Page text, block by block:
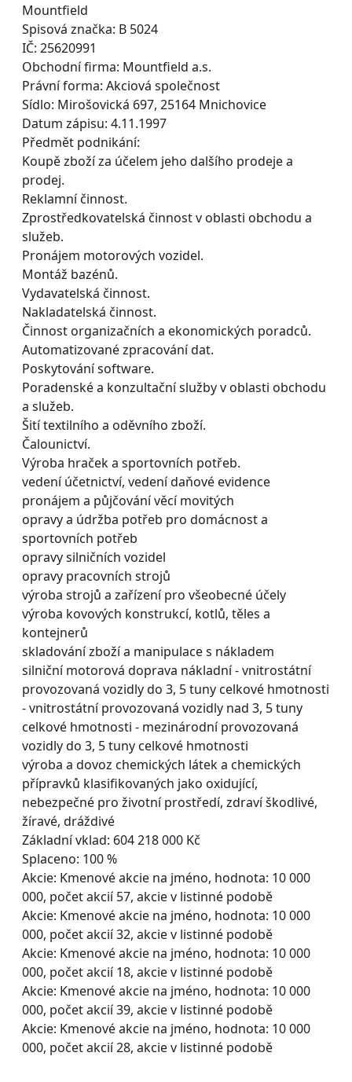
Mountfield
Spisová značka: B 5024
IČ: 25620991
Obchodní firma: Mountfield a.s.
Právní forma: Akciová společnost
Sídlo: Mirošovická 697, 25164 Mnichovice
Datum zápisu: 4.11.1997
Předmět podnikání:
Koupě zboží za účelem jeho dalšího prodeje a
prodej.
Reklamní činnost.
Zprostředkovatelská činnost v oblasti obchodu a
služeb.
Pronájem motorových vozidel.
Montáž bazénů.
Vydavatelská činnost.
Nakladatelská činnost.
Činnost organizačních a ekonomických poradců.
Automatizované zpracování dat.
Poskytování software.
Poradenské a konzultační služby v oblasti obchodu
a služeb.
Šití textilního a oděvního zboží.
Čalounictví.
Výroba hraček a sportovních potřeb.
vedení účetnictví, vedení daňové evidence
pronájem a půjčování věcí movitých
opravy a údržba potřeb pro domácnost a
sportovních potřeb
opravy silničních vozidel
opravy pracovních strojů
výroba strojů a zařízení pro všeobecné účely
výroba kovových konstrukcí, kotlů, těles a
kontejnerů
skladování zboží a manipulace s nákladem
silniční motorová doprava nákladní - vnitrostátní
provozovaná vozidly do 3, 5 tuny celkové hmotnosti
- vnitrostátní provozovaná vozidly nad 3, 5 tuny
celkové hmotnosti - mezinárodní provozovaná
vozidly do 3, 5 tuny celkové hmotnosti
výroba a dovoz chemických látek a chemických
přípravků klasifikovaných jako oxidující,
nebezpečné pro životní prostředí, zdraví škodlivé,
žíravé, dráždivé
Základní vklad: 604 218 000 Kč
Splaceno: 100 %
Akcie: Kmenové akcie na jméno, hodnota: 10 000
000, počet akcií 57, akcie v listinné podobě
Akcie: Kmenové akcie na jméno, hodnota: 10 000
000, počet akcií 32, akcie v listinné podobě
Akcie: Kmenové akcie na jméno, hodnota: 10 000
000, počet akcií 18, akcie v listinné podobě
Akcie: Kmenové akcie na jméno, hodnota: 10 000
000, počet akcií 39, akcie v listinné podobě
Akcie: Kmenové akcie na jméno, hodnota: 10 000
000, počet akcií 28, akcie v listinné podobě